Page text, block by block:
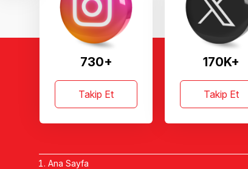
730+
Takip Et
170K+
Takip Et
Ana Sayfa